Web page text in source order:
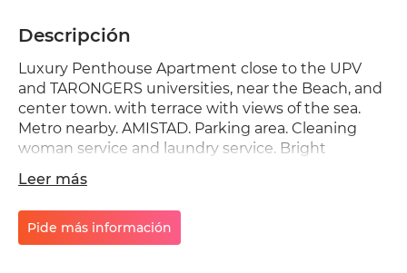
Descripción
Luxury Penthouse Apartment close to the UPV
and TARONGERS universities, near the Beach, and
center town. with terrace with views of the sea.
Metro nearby. AMISTAD. Parking area. Cleaning
woman service and laundry service. Bright
Buenas vistas, habitación con luz. Chica de la
limpieza. Aviable from Next month. Nice big room,
in a luxury Flat in front of Universities, UPV and
tarongers. With window. Lightly room. Near metro
Leer más
Pide más información